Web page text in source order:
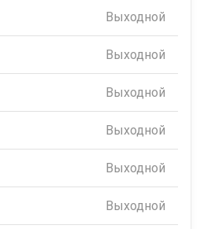
Выходной
Выходной
Выходной
Выходной
Выходной
Выходной